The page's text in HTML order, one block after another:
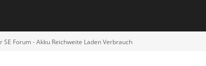
SE Forum - Akku Reichweite Laden Verbrauch